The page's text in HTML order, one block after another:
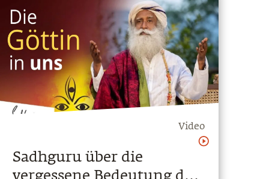
Video
Sadhguru über die